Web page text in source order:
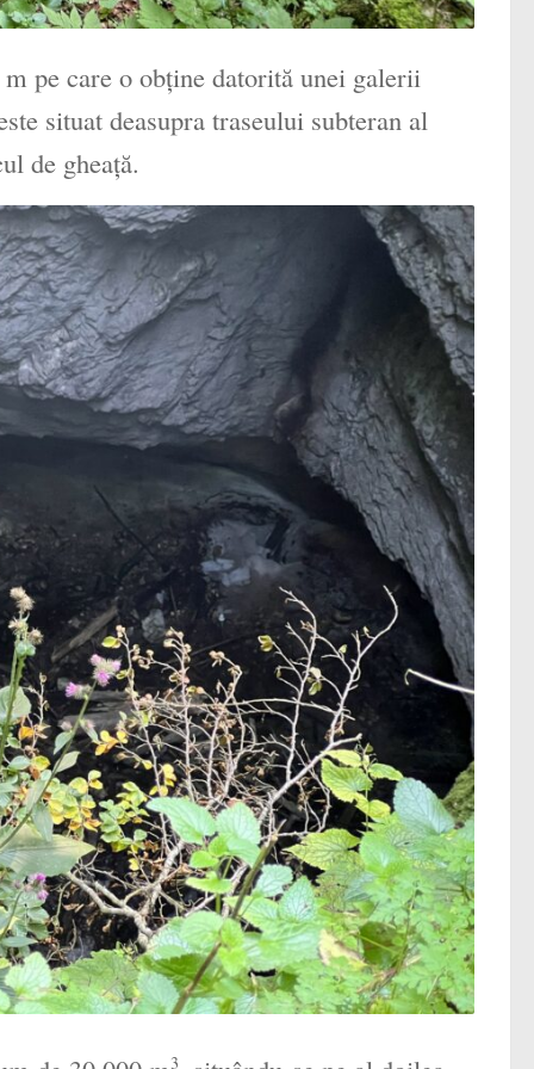
pe care o obţine datorită unei galerii
situat deasupra traseului subteran al
de gheaţă.
3